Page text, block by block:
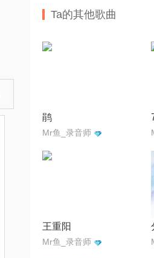
Ta的其他歌曲
鹃
Mr鱼_录音师
王重阳
Mr鱼_录音师